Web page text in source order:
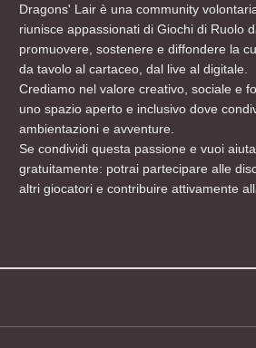
Dragons' Lair è una community
riunisce appassionati di Giochi di Ruolo
promuovere, sostenere e diffondere la
da tavolo al cartaceo, dal live al digitale.
Crediamo nel valore creativo, sociale e
uno spazio aperto e inclusivo dove
ambientazioni e avventure.
Se condividi questa passione e vuoi
gratuitamente: potrai partecipare alle
altri giocatori e contribuire attivamente